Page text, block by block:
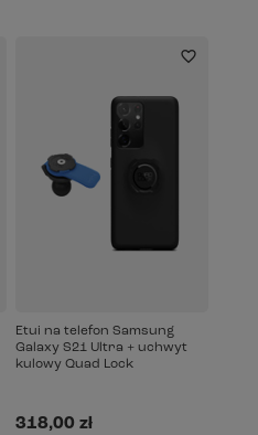
Etui na telefon Samsung
Galaxy S21 Ultra + uchwyt
kulowy Quad Lock
318,00 zł